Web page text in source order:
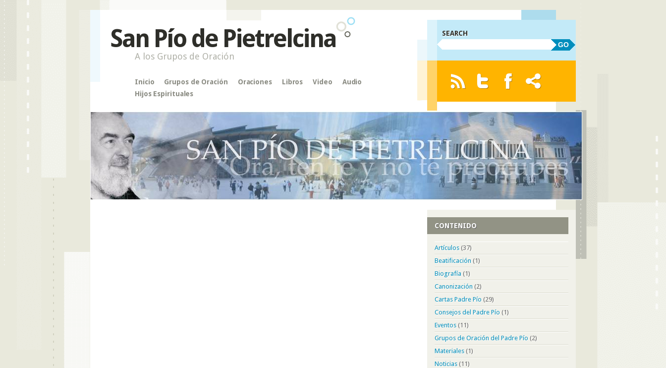
San Pío de Pietrelcina
A los Grupos de Oración
Inicio Grupos de Oración Oraciones Libros Video
Audio
Hijos Espirituales
SEARCH
GO
CONTENIDO
Artículos (37)
Beatificación (1)
Biografía (1)
Canonización (2)
Cartas Padre Pío (29)
Consejos del Padre Pío (1)
Eventos (11)
Grupos de Oración del Padre Pío (2)
Materiales (1)
Noticias (11)